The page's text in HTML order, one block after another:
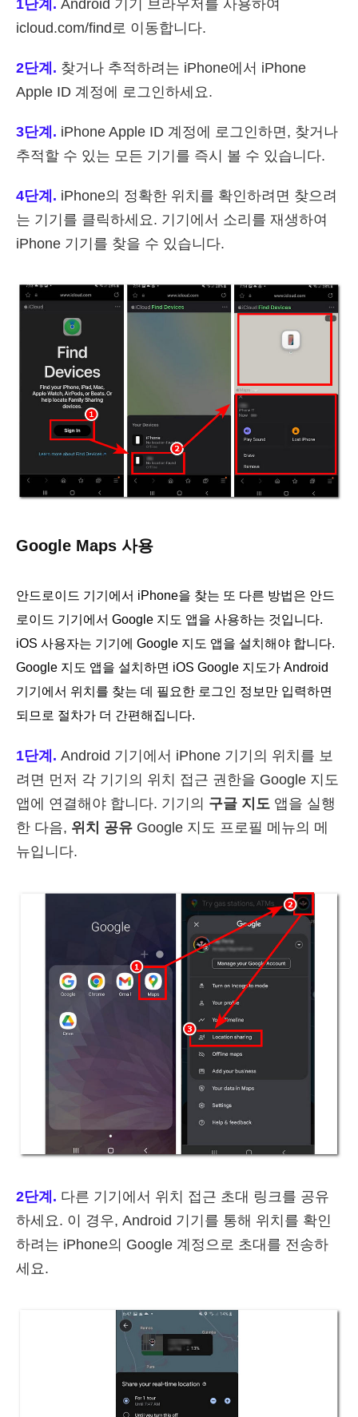
1단계. Android 기기 브라우저를 사용하여
icloud.com/find로 이동합니다.
2단계. 찾거나 추적하려는 iPhone에서 iPhone
Apple ID 계정에 로그인하세요.
3단계. iPhone Apple ID 계정에 로그인하면, 찾거나
추적할 수 있는 모든 기기를 즉시 볼 수 있습니다.
4단계. iPhone의 정확한 위치를 확인하려면 찾으려
는 기기를 클릭하세요. 기기에서 소리를 재생하여
iPhone 기기를 찾을 수 있습니다.
Google Maps 사용
안드로이드 기기에서 iPhone을 찾는 또 다른 방법은 안드
로이드 기기에서 Google 지도 앱을 사용하는 것입니다.
iOS 사용자는 기기에 Google 지도 앱을 설치해야 합니다.
Google 지도 앱을 설치하면 iOS Google 지도가 Android
기기에서 위치를 찾는 데 필요한 로그인 정보만 입력하면
되므로 절차가 더 간편해집니다.
1단계. Android 기기에서 iPhone 기기의 위치를 보
려면 먼저 각 기기의 위치 접근 권한을 Google 지도
앱에 연결해야 합니다. 기기의 구글 지도 앱을 실행
한 다음, 위치 공유 Google 지도 프로필 메뉴의 메
뉴입니다.
2단계. 다른 기기에서 위치 접근 초대 링크를 공유
하세요. 이 경우, Android 기기를 통해 위치를 확인
하려는 iPhone의 Google 계정으로 초대를 전송하
세요.